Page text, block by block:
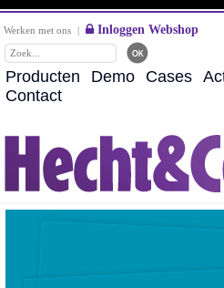
Werken met ons | Inloggen Webshop
Producten Demo Cases
Contact